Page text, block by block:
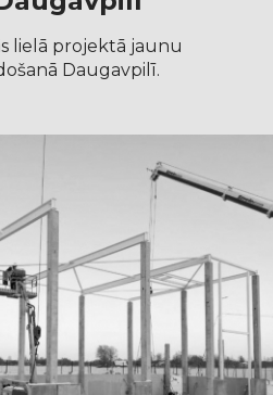
Daugavpilī.